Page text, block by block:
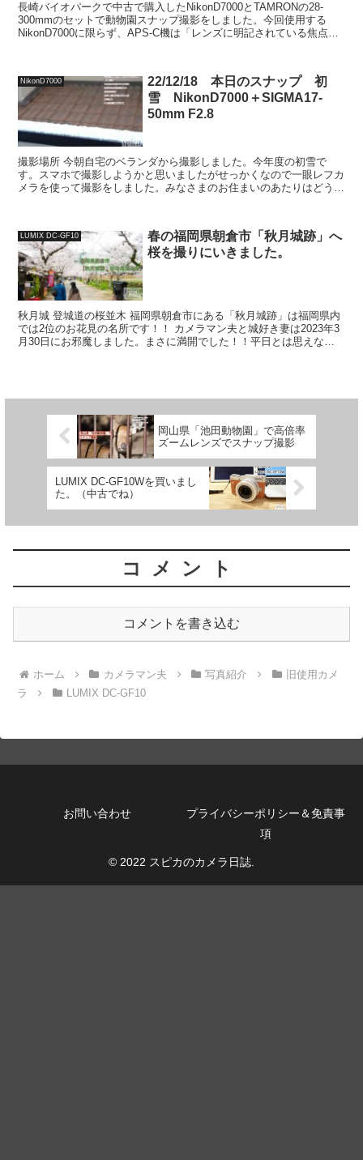
長崎バイオパークで中古で購入したNikonD7000とTAMRONの28-
300mmのセットで動物園スナップ撮影をしました。今回使用する
NikonD7000に限らず、APS-C機は「レンズに明記されている焦点距
NikonD7000
22/12/18 本日のスナップ 初
雪 NikonD7000＋SIGMA17-
50mm F2.8
撮影場所 今朝自宅のベランダから撮影しました。今年度の初雪で
す。スマホで撮影しようかと思いましたがせっかくなので一眼レフカ
メラを使って撮影をしました。みなさまのお住まいのあたりはどうで
LUMIX DC-GF10
春の福岡県朝倉市「秋月城跡」へ
桜を撮りにいきました。
秋月城 登城道の桜並木 福岡県朝倉市にある「秋月城跡」は福岡県内
では2位のお花見の名所です！！ カメラマン夫と城好き妻は2023年3
月30日にお邪魔しました。まさに満開でした！！平日とは思えない
岡山県「池田動物園」で高倍率
ズームレンズでスナップ撮影
LUMIX DC-GF10Wを買いまし
た。（中古でね）
コメント
コメントを書き込む
ホーム カメラマン夫 写真紹介
旧使用カメ
ラ
LUMIX DC-GF10
お問い合わせ
プライバシーポリシー＆免責事
項
© 2022 スピカのカメラ日誌.